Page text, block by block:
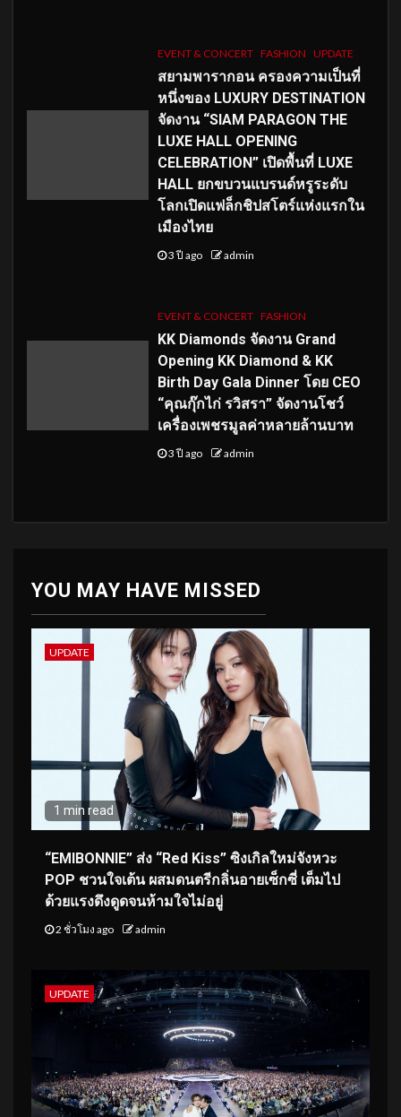
EVENT & CONCERT FASHION UPDATE
สยามพารากอน ครองความเป็นที่
หนึ่งของ LUXURY DESTINATION
จัดงาน “SIAM PARAGON THE
LUXE HALL OPENING
CELEBRATION” เปิดพื้นที่ LUXE
HALL ยกขบวนแบรนด์หรูระดับ
โลกเปิดแฟล็กชิปสโตร์แห่งแรกใน
เมืองไทย
3 ปี ago admin
EVENT & CONCERT FASHION
KK Diamonds จัดงาน Grand
Opening KK Diamond & KK
Birth Day Gala Dinner โดย CEO
“คุณกุ๊กไก่ รวิสรา” จัดงานโชว์
เครื่องเพชรมูลค่าหลายล้านบาท
3 ปี ago admin
YOU MAY HAVE MISSED
UPDATE
1 min read
“EMIBONNIE” ส่ง “Red Kiss” ซิงเกิลใหม่จังหวะ
POP ชวนใจเต้น ผสมดนตรีกลิ่นอายเซ็กซี่ เต็มไป
ด้วยแรงดึงดูดจนห้ามใจไม่อยู่
2 ชั่วโมง ago admin
UPDATE